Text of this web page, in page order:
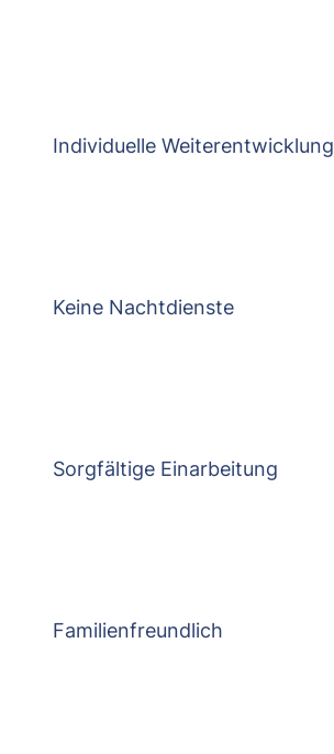
Individuelle Weiterentwicklung
Keine Nachtdienste
Sorgfältige Einarbeitung
Familienfreundlich